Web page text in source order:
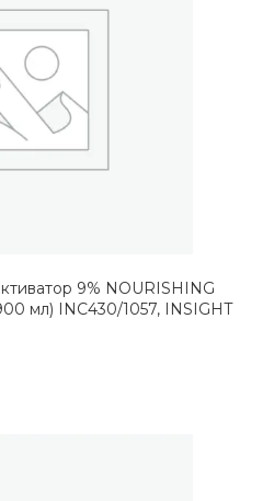
9% NOURISHING
мл) INC430/1057, INSIGHT